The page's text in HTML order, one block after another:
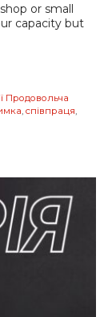
or small
capacity but
Продовольча
, співпраця,